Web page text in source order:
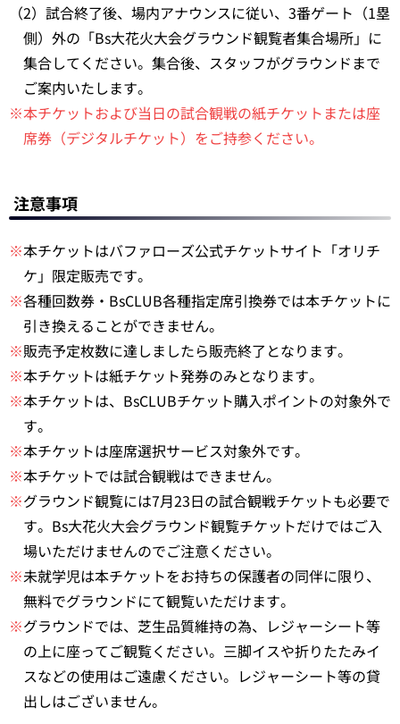
（2）試合終了後、場内アナウンスに従い、3番ゲート（1塁
側）外の「Bs大花火大会グラウンド観覧者集合場所」に
集合してください。集合後、スタッフがグラウンドまで
ご案内いたします。
※本チケットおよび当日の試合観戦の紙チケットまたは座
席券（デジタルチケット）をご持参ください。
注意事項
※本チケットはバファローズ公式チケットサイト「オリチ
ケ」限定販売です。
※各種回数券・BsCLUB各種指定席引換券では本チケットに
引き換えることができません。
※販売予定枚数に達しましたら販売終了となります。
※本チケットは紙チケット発券のみとなります。
※本チケットは、BsCLUBチケット購入ポイントの対象外で
す。
※本チケットは座席選択サービス対象外です。
※本チケットでは試合観戦はできません。
※グラウンド観覧には7月23日の試合観戦チケットも必要で
す。Bs大花火大会グラウンド観覧チケットだけではご入
場いただけませんのでご注意ください。
※未就学児は本チケットをお持ちの保護者の同伴に限り、
無料でグラウンドにて観覧いただけます。
※グラウンドでは、芝生品質維持の為、レジャーシート等
の上に座ってご観覧ください。三脚イスや折りたたみイ
スなどの使用はご遠慮ください。レジャーシート等の貸
出しはございません。